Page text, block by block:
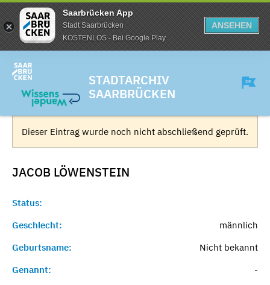
Saarbrücken App
Stadt Saarbrücken
KOSTENLOS - Bei Google Play
ANSEHEN
STADTARCHIV
SAARBRÜCKEN
Dieser Eintrag wurde noch nicht abschließend geprüft.
JACOB LÖWENSTEIN
Status:
Geschlecht:
männlich
Geburtsname:
Nicht bekannt
Genannt:
-